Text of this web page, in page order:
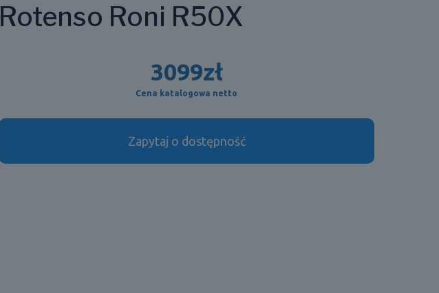
Rotenso Roni R50X
3099zł
Cena katalogowa netto
Zapytaj o dostępność